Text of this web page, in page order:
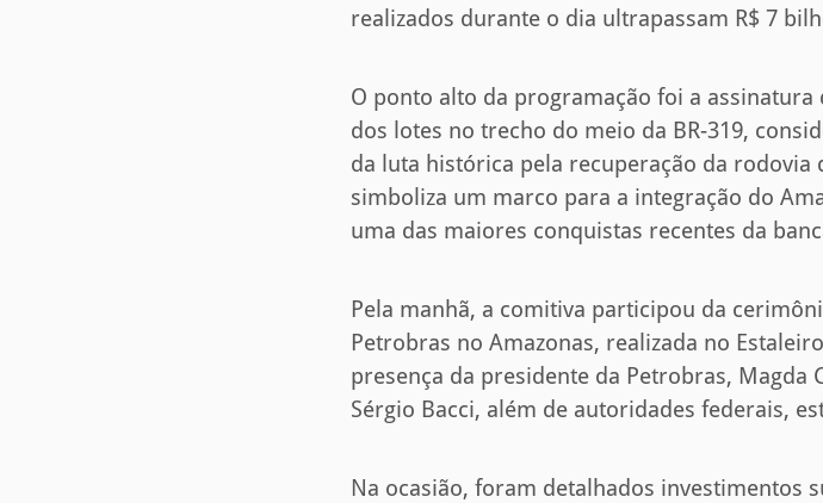
realizados durante o dia ultrapassam R$ 7
O ponto alto da programação foi a
dos lotes no trecho do meio da BR-319,
da luta histórica pela recuperação da rodovia
simboliza um marco para a integração do
uma das maiores conquistas recentes da
Pela manhã, a comitiva participou da
Petrobras no Amazonas, realizada no
presença da presidente da Petrobras,
Sérgio Bacci, além de autoridades federais,
Na ocasião, foram detalhados investimentos